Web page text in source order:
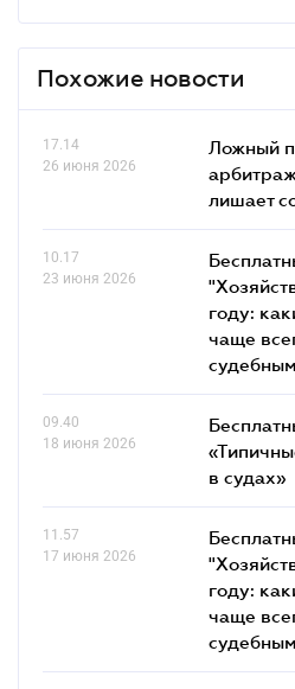
Похожие новости
17.14
26 июня 2026
Ложный
лишает
10.17
23 июня 2026
году:
чаще
09.40
18 июня 2026
в судах»
11.57
17 июня 2026
году:
чаще